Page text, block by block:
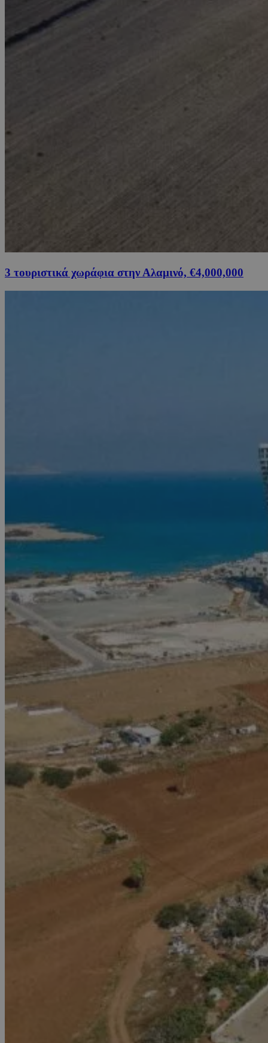
3 τουριστικά χωράφια στην Αλαμινό, €4,000,000